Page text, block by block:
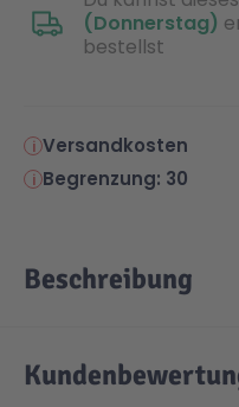
(Donnerstag)
bestellst
Versandkosten
Begrenzung: 30
Beschreibung